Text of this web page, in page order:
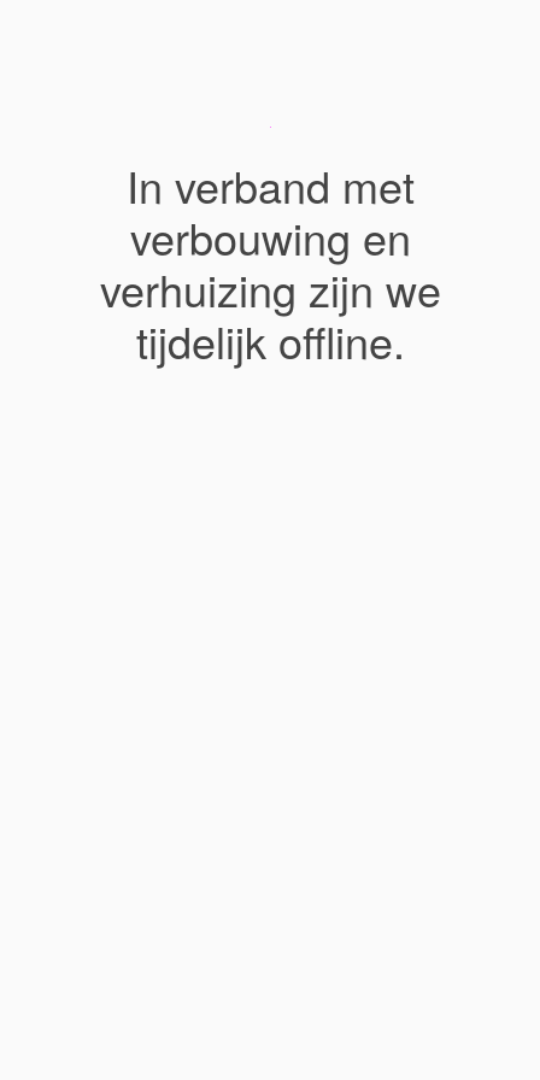
In verband met
verbouwing en
verhuizing zijn we
tijdelijk offline.